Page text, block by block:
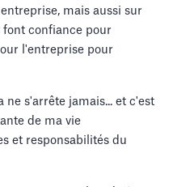
mais aussi sur
font confiance pour
l'entreprise pour
ne s'arrête jamais... et c'est
de ma vie
et responsabilités du